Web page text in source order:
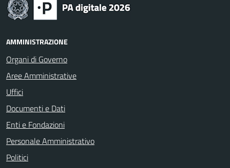
AMMINISTRAZIONE
Organi di Governo
Aree Amministrative
Uffici
Documenti e Dati
Enti e Fondazioni
Personale Amministrativo
Politici